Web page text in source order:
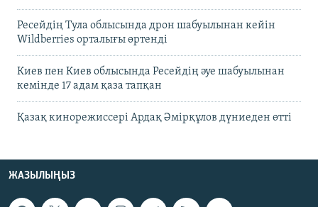
Ресейдің Тула облысында дрон шабуылынан кейін
Wildberries орталығы өртенді
Киев пен Киев облысында Ресейдің әуе шабуылынан
кемінде 17 адам қаза тапқан
Қазақ кинорежиссері Ардақ Әмірқұлов дүниеден өтті
ЖАЗЫЛЫҢЫЗ